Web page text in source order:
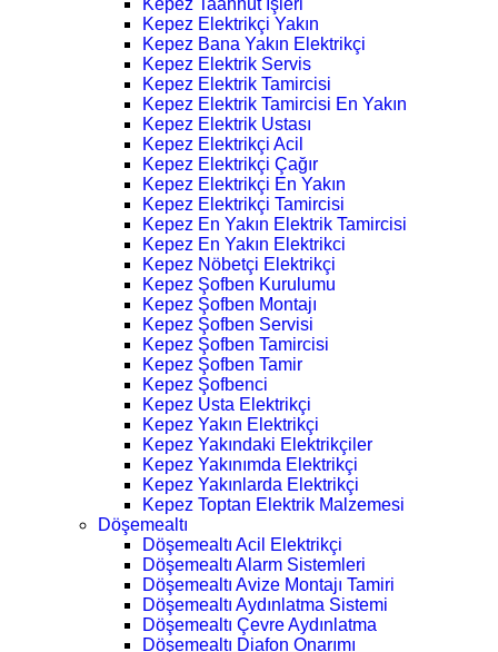
Kepez Taahhüt İşleri
Kepez Elektrikçi Yakın
Kepez Bana Yakın Elektrikçi
Kepez Elektrik Servis
Kepez Elektrik Tamircisi
Kepez Elektrik Tamircisi En Yakın
Kepez Elektrik Ustası
Kepez Elektrikçi Acil
Kepez Elektrikçi Çağır
Kepez Elektrikçi En Yakın
Kepez Elektrikçi Tamircisi
Kepez En Yakın Elektrik Tamircisi
Kepez En Yakın Elektrikci
Kepez Nöbetçi Elektrikçi
Kepez Şofben Kurulumu
Kepez Şofben Montajı
Kepez Şofben Servisi
Kepez Şofben Tamircisi
Kepez Şofben Tamir
Kepez Şofbenci
Kepez Usta Elektrikçi
Kepez Yakın Elektrikçi
Kepez Yakındaki Elektrikçiler
Kepez Yakınımda Elektrikçi
Kepez Yakınlarda Elektrikçi
Kepez Toptan Elektrik Malzemesi
Döşemealtı
Döşemealtı Acil Elektrikçi
Döşemealtı Alarm Sistemleri
Döşemealtı Avize Montajı Tamiri
Döşemealtı Aydınlatma Sistemi
Döşemealtı Çevre Aydınlatma
Döşemealtı Diafon Onarımı